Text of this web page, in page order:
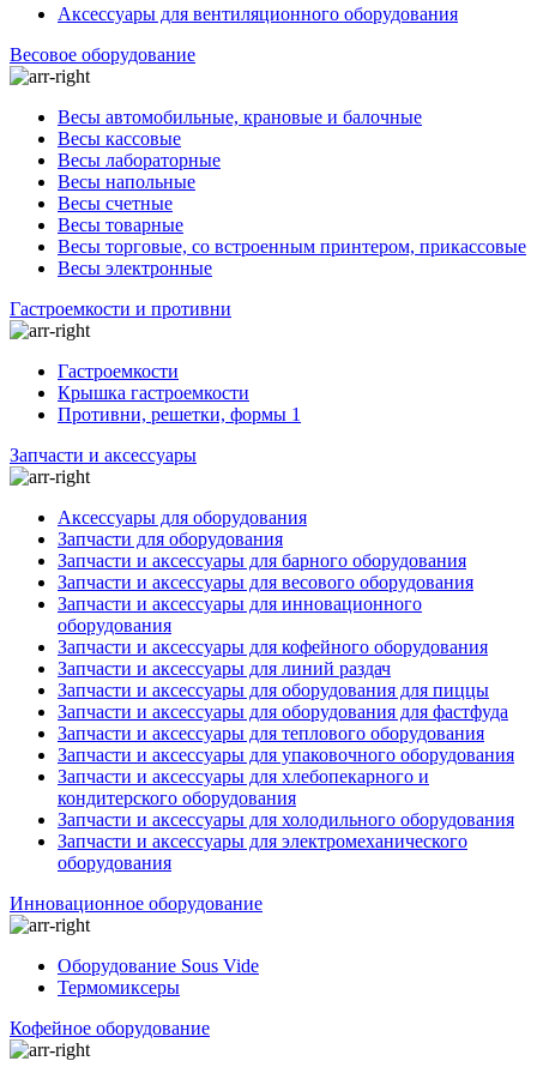
Аксессуары для вентиляционного оборудования
Весовое оборудование
Весы автомобильные, крановые и балочные
Весы кассовые
Весы лабораторные
Весы напольные
Весы счетные
Весы товарные
Весы торговые, со встроенным принтером, прикассовые
Весы электронные
Гастроемкости и противни
Гастроемкости
Крышка гастроемкости
Противни, решетки, формы 1
Запчасти и аксессуары
Аксессуары для оборудования
Запчасти для оборудования
Запчасти и аксессуары для барного оборудования
Запчасти и аксессуары для весового оборудования
Запчасти и аксессуары для инновационного
оборудования
Запчасти и аксессуары для кофейного оборудования
Запчасти и аксессуары для линий раздач
Запчасти и аксессуары для оборудования для пиццы
Запчасти и аксессуары для оборудования для фастфуда
Запчасти и аксессуары для теплового оборудования
Запчасти и аксессуары для упаковочного оборудования
Запчасти и аксессуары для хлебопекарного и
кондитерского оборудования
Запчасти и аксессуары для холодильного оборудования
Запчасти и аксессуары для электромеханического
оборудования
Инновационное оборудование
Оборудование Sous Vide
Термомиксеры
Кофейное оборудование